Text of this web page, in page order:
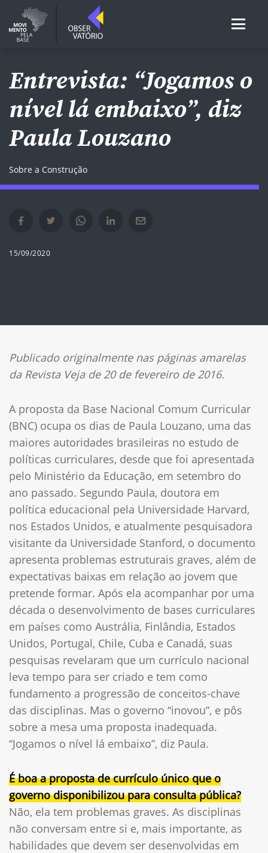
Entrevista: “Jogamos o
nível lá embaixo”, diz
Paula Louzano
Sobre a Construção
Compartilhar no Facebook em nova janela
Compartilhar no Twitter em nova janela
Compartilhar no Whatsapp em nova janela
Compartilhar no Linkedin em nova janela
Compartilhar por e-mail em nova janela
15/09/2020
Publicado originalmente nas páginas amarelas
da Revista Veja de 20 de fevereiro de 2016.
A proposta da Base Nacional Comum Curricular
(BNC) ocupa os dias de Paula Louzano, uma das
maiores autoridades brasileiras no estudo de
políticas curriculares, desde que foi apresentada
pelo Ministério da Educação, em setembro do
ano passado. Segundo Paula, doutora em
política educacional pela Universidade Harvard,
nos Estados Unidos, e atualmente pesquisadora
visitante da Universidade Stanford, o documento
apresenta problemas estruturais graves, além de
expectativas baixas em relação ao jovem que
pretende formar. Após ela acompanhar por uma
década o desenvolvimento de bases curriculares
em países como Austrália, Finlândia, Estados
Unidos, Portugal, Chile, Cuba e Canadá, suas
pesquisas revelaram que um currículo nacional
leva tempo para ser criado e tem como
fundamento a progressão de conceitos-chave
das disciplinas. Mas o governo “inovou”, e pôs
sobre a mesa uma proposta inadequada.
“Jogamos o nível lá embaixo”, diz Paula.
É boa a proposta de currículo único que o
governo disponibilizou para consulta pública?
Não, ela tem problemas graves. As disciplinas
não conversam entre si e, mais importante, as
habilidades que devem ser desenvolvidas em